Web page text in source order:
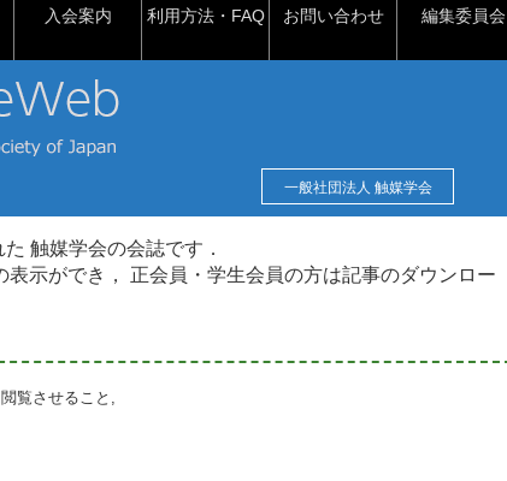
入会案内 利用方法・FAQ お問い合わせ 編集委員会
一般社団法人 触媒学会
触媒学会の会誌です．
示ができ， 正会員・学生会員の方は記事のダウンロー
覧させること,